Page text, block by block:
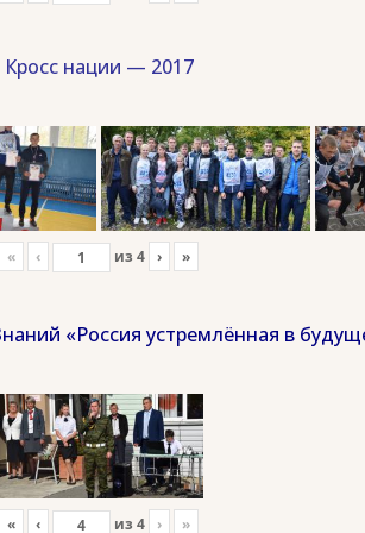
Кросс нации — 2017
« ‹ из 4 › »
«Россия устремлённая в
« ‹ из 4 › »